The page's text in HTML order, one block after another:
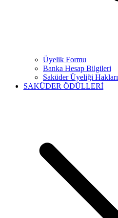
Üyelik Formu
Banka Hesap Bilgileri
Saküder Üyeliği Hakları
SAKÜDER ÖDÜLLERİ